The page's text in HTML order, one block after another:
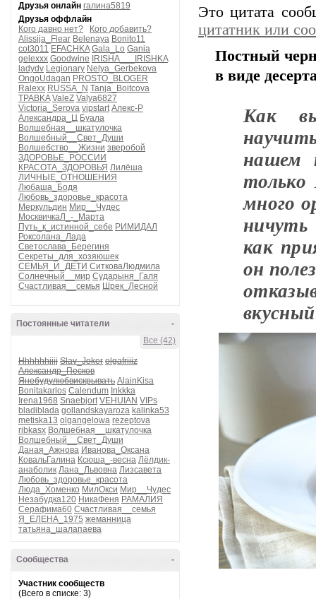
Друзья онлайн галина5819
Друзья оффлайн
Кого давно нет?
Кого добавить?
Alissija_Flear Belenaya Bonito11
cot3011 EFACHKA Gala_Lo Gania
gelexxx Goodwine
IRISHA___IRISHKA
ladydv Legionary Nelya_Gerbekova
OngoUdagan PROSTO_BLOGER
Ralexx RUSSA_N Tanja_Boitcova
TPABKA ValeZ Valya6827
Victoria_Serova vipstart Алекс-Р
Александра_Ц Буала
Волшебная__шкатулочка
Волшебный__Свет_Души
Волшебство__Жизни зверобой
ЗДОРОВЬЕ_РОССИИ
КРАСОТА_ЗДОРОВЬЯ Лилёша
ЛИЧНЫЕ_ОТНОШЕНИЯ
Любаша_Бодя
Любовь_здоровье_красота
Меркульдин Мир__Чудес
МосквичкаЛ_-_Марта
Путь_к_истинной_себе РИМИДАЛ
Роксолана_Лада
Светослава_Берегиня
Секреты_для_хозяюшек
СЕМЬЯ_И_ДЕТИ СитковаЛюдмила
Солнечный__мир Сударыня_Галя
Счастливая__семья Шрек_Лесной
-
Постоянные читатели
Все (42)
Hhhhhhjjjj Slav_Joker olgafriiiz
Александр_Песков
Янебудулюбвискрывать AlainKisa
Bonitakarlos Calendum Inkkka
Irena1968 Snaebjort VEHUIAN VIPs
bladiblada gollandskayaroza kalinka53
metiska13 olgangelowa rezeptova
ribkasx Волшебная__шкатулочка
Волшебный__Свет_Души
Даная_Ажнова Иванова_Оксана
КовальГалина Ксюша_-весна Лёлдик-
анаболик Лана_Львовна Лизсавета
Любовь_здоровье_красота
Люда_Хоменко МилОкси Мир__Чудес
Незабудка120 НикаФеня РАМАЛИЯ
Серафима60 Счастливая__семья
Я_ЕЛЕНА_1975 жеманница
татьяна_шалапаева
-
Сообщества
Участник сообществ
(Всего в списке: 3)
Это цитата
цитатник или
Постный
в виде
Как
нашем
только
много
как
он